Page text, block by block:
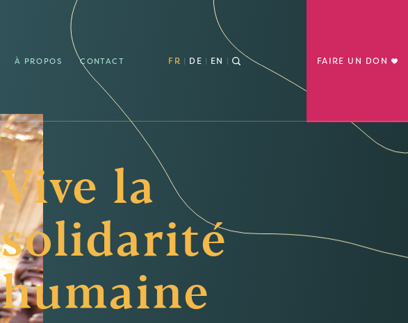
À PROPOS CONTACT FR DE EN FAIRE UN DON
Vive la
solidarité
humaine